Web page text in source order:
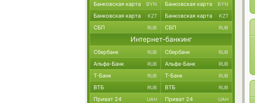
Банковская карта BYN Банковская карта BYN
Банковская карта KZT Банковская карта KZT
СБП RUB СБП RUB
Интернет-банкинг
Сбербанк RUB Сбербанк RUB
Альфа-Банк RUB Альфа-Банк RUB
Т-Банк RUB Т-Банк RUB
ВТБ RUB ВТБ RUB
Приват 24 UAH Приват 24 UAH